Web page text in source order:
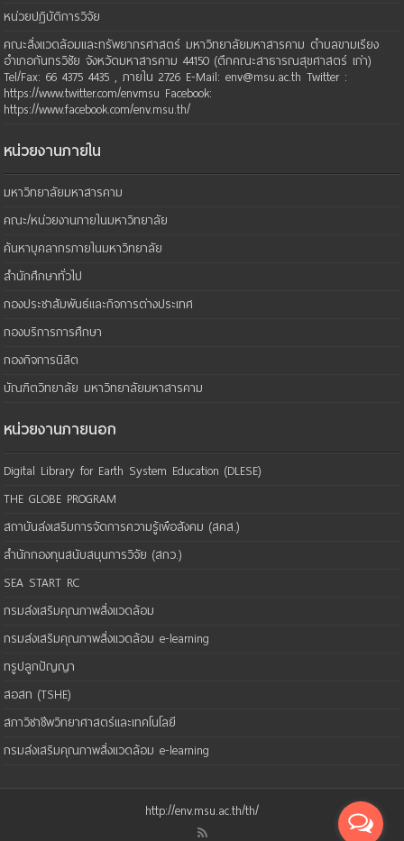
หน่วยปฏิบัติการวิจัย
คณะสิ่งแวดล้อมและทรัพยากรศาสตร์ มหาวิทยาลัยมหาสารคาม ตำบลขามเรียง
อำเภอกันทรวิชัย จังหวัดมหาสารคาม 44150 (ตึกคณะสาธารณสุขศาสตร์ เก่า)
Tel/Fax: 66 4375 4435 , ภายใน 2726 E-Mail: env@msu.ac.th Twitter :
https://www.twitter.com/envmsu Facebook:
https://www.facebook.com/env.msu.th/
หน่วยงานภายใน
มหาวิทยาลัยมหาสารคาม
คณะ/หน่วยงานภายในมหาวิทยาลัย
ค้นหาบุคลากรภายในมหาวิทยาลัย
สำนักศึกษาทั่วไป
กองประชาสัมพันธ์และกิจการต่างประเทศ
กองบริการการศึกษา
กองกิจการนิสิต
บัณฑิตวิทยาลัย มหาวิทยาลัยมหาสารคาม
หน่วยงานภายนอก
Digital Library for Earth System Education (DLESE)
THE GLOBE PROGRAM
สถาบันส่งเสริมการจัดการความรู้เพือสังคม (สคส.)
สำนักกองทุนสนับสนุนการวิจัย (สกว.)
SEA START RC
กรมส่งเสริมคุณภาพสิ่งแวดล้อม
กรมส่งเสริมคุณภาพสิ่งแวดล้อม e-learning
ทรูปลูกปัญญา
สอสท (TSHE)
สภาวิชาชีพวิทยาศาสตร์และเทคโนโลยี
กรมส่งเสริมคุณภาพสิ่งแวดล้อม e-learning
http://env.msu.ac.th/th/